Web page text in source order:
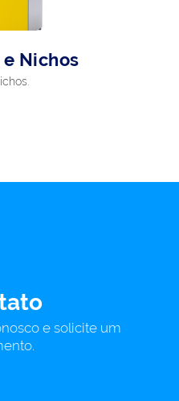
Nichos
e solicite um